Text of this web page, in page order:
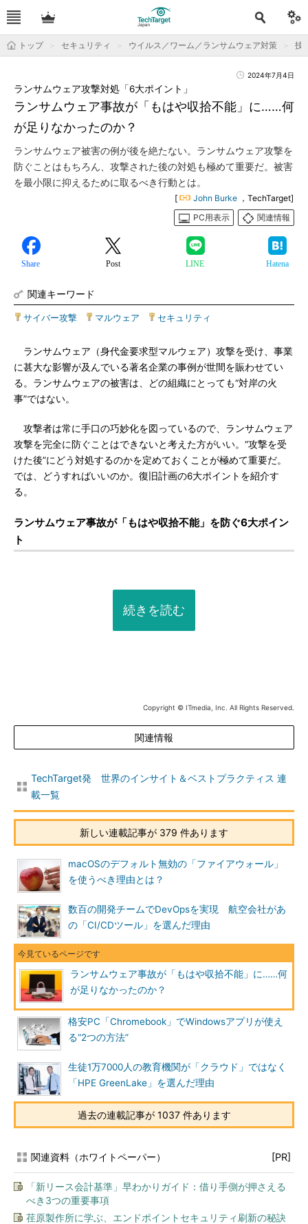
トップ セキュリティ ウイルス／ワーム／ランサムウェア対策 技
2024年7月4日
ランサムウェア事故が「もはや収拾不能」に……何
が足りなかったのか？
ランサムウェア攻撃対処「6大ポイント」
ランサムウェア被害の例が後を絶たない。ランサムウェア攻撃を
防ぐことはもちろん、攻撃された後の対処も極めて重要だ。被害
を最小限に抑えるために取るべき行動とは。
[ John Burke ，TechTarget]
PC用表示
関連情報
Share Post LINE Hatena
関連キーワード
サイバー攻撃 マルウェア セキュリティ
ランサムウェア（身代金要求型マルウェア）攻撃を受け、事業
に甚大な影響が及んでいる著名企業の事例が世間を賑わせてい
る。ランサムウェアの被害は、どの組織にとっても“対岸の火
事”ではない。
攻撃者は常に手口の巧妙化を図っているので、ランサムウェア
攻撃を完全に防ぐことはできないと考えた方がいい。“攻撃を受
けた後”にどう対処するのかを定めておくことが極めて重要だ。
では、どうすればいいのか。復旧計画の6大ポイントを紹介す
る。
ランサムウェア事故が「もはや収拾不能」を防ぐ6大ポイン
ト
続きを読む
Copyright © ITmedia, Inc. All Rights Reserved.
関連情報
TechTarget発 世界のインサイト＆ベストプラクティス 連
載一覧
新しい連載記事が 379 件あります
macOSのデフォルト無効の「ファイアウォール」
を使うべき理由とは？
数百の開発チームでDevOpsを実現 航空会社があ
の「CI/CDツール」を選んだ理由
ランサムウェア事故が「もはや収拾不能」に……何
が足りなかったのか？
格安PC「Chromebook」でWindowsアプリが使え
る“2つの方法”
生徒1万7000人の教育機関が「クラウド」ではなく
「HPE GreenLake」を選んだ理由
過去の連載記事が 1037 件あります
関連資料（ホワイトペーパー） [PR]
「新リース会計基準」早わかりガイド：借り手側が押さえる
べき3つの重要事項
荏原製作所に学ぶ、エンドポイントセキュリティ刷新の秘訣